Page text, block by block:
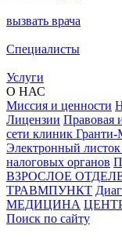
вызвать врача
Специалисты
Услуги
О НАС
Миссия и ценности
Лицензии Правовая
сети клиник
Электронный листок
налоговых органов
ВЗРОСЛОЕ
ТРАВМПУНКТ
МЕДИЦИНА
Поиск по сайту